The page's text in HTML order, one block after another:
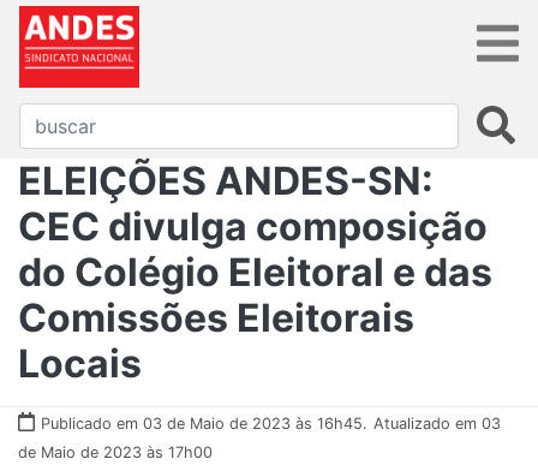
ELEIÇÕES ANDES-SN:
CEC divulga composição
do Colégio Eleitoral e das
Comissões Eleitorais
Locais
Publicado em 03 de Maio de 2023 às 16h45. Atualizado em 03
de Maio de 2023 às 17h00